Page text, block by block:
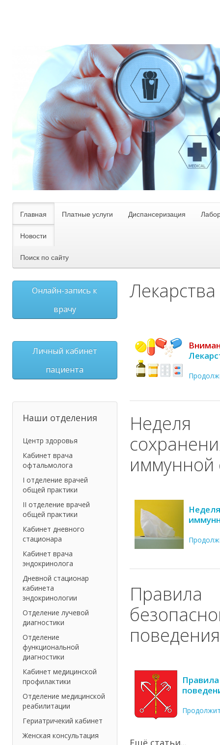
Главная Платные услуги Диспансеризация
Новости
Поиск по сайту
Неделя
иммунной
Правила
Онлайн-запись к
врачу
Личный кабинет
пациента
Наши отделения
Центр здоровья
Кабинет врача
офтальмолога
I отделение врачей
общей практики
II отделение врачей
общей практики
Кабинет дневного
стационара
Кабинет врача
эндокринолога
Дневной стационар
кабинета
эндокринологии
Отделение лучевой
диагностики
Отделение
функциональной
диагностики
Кабинет медицинской
профилактики
Отделение медицинской
реабилитации
Гериатричекий кабинет
Женская консультация